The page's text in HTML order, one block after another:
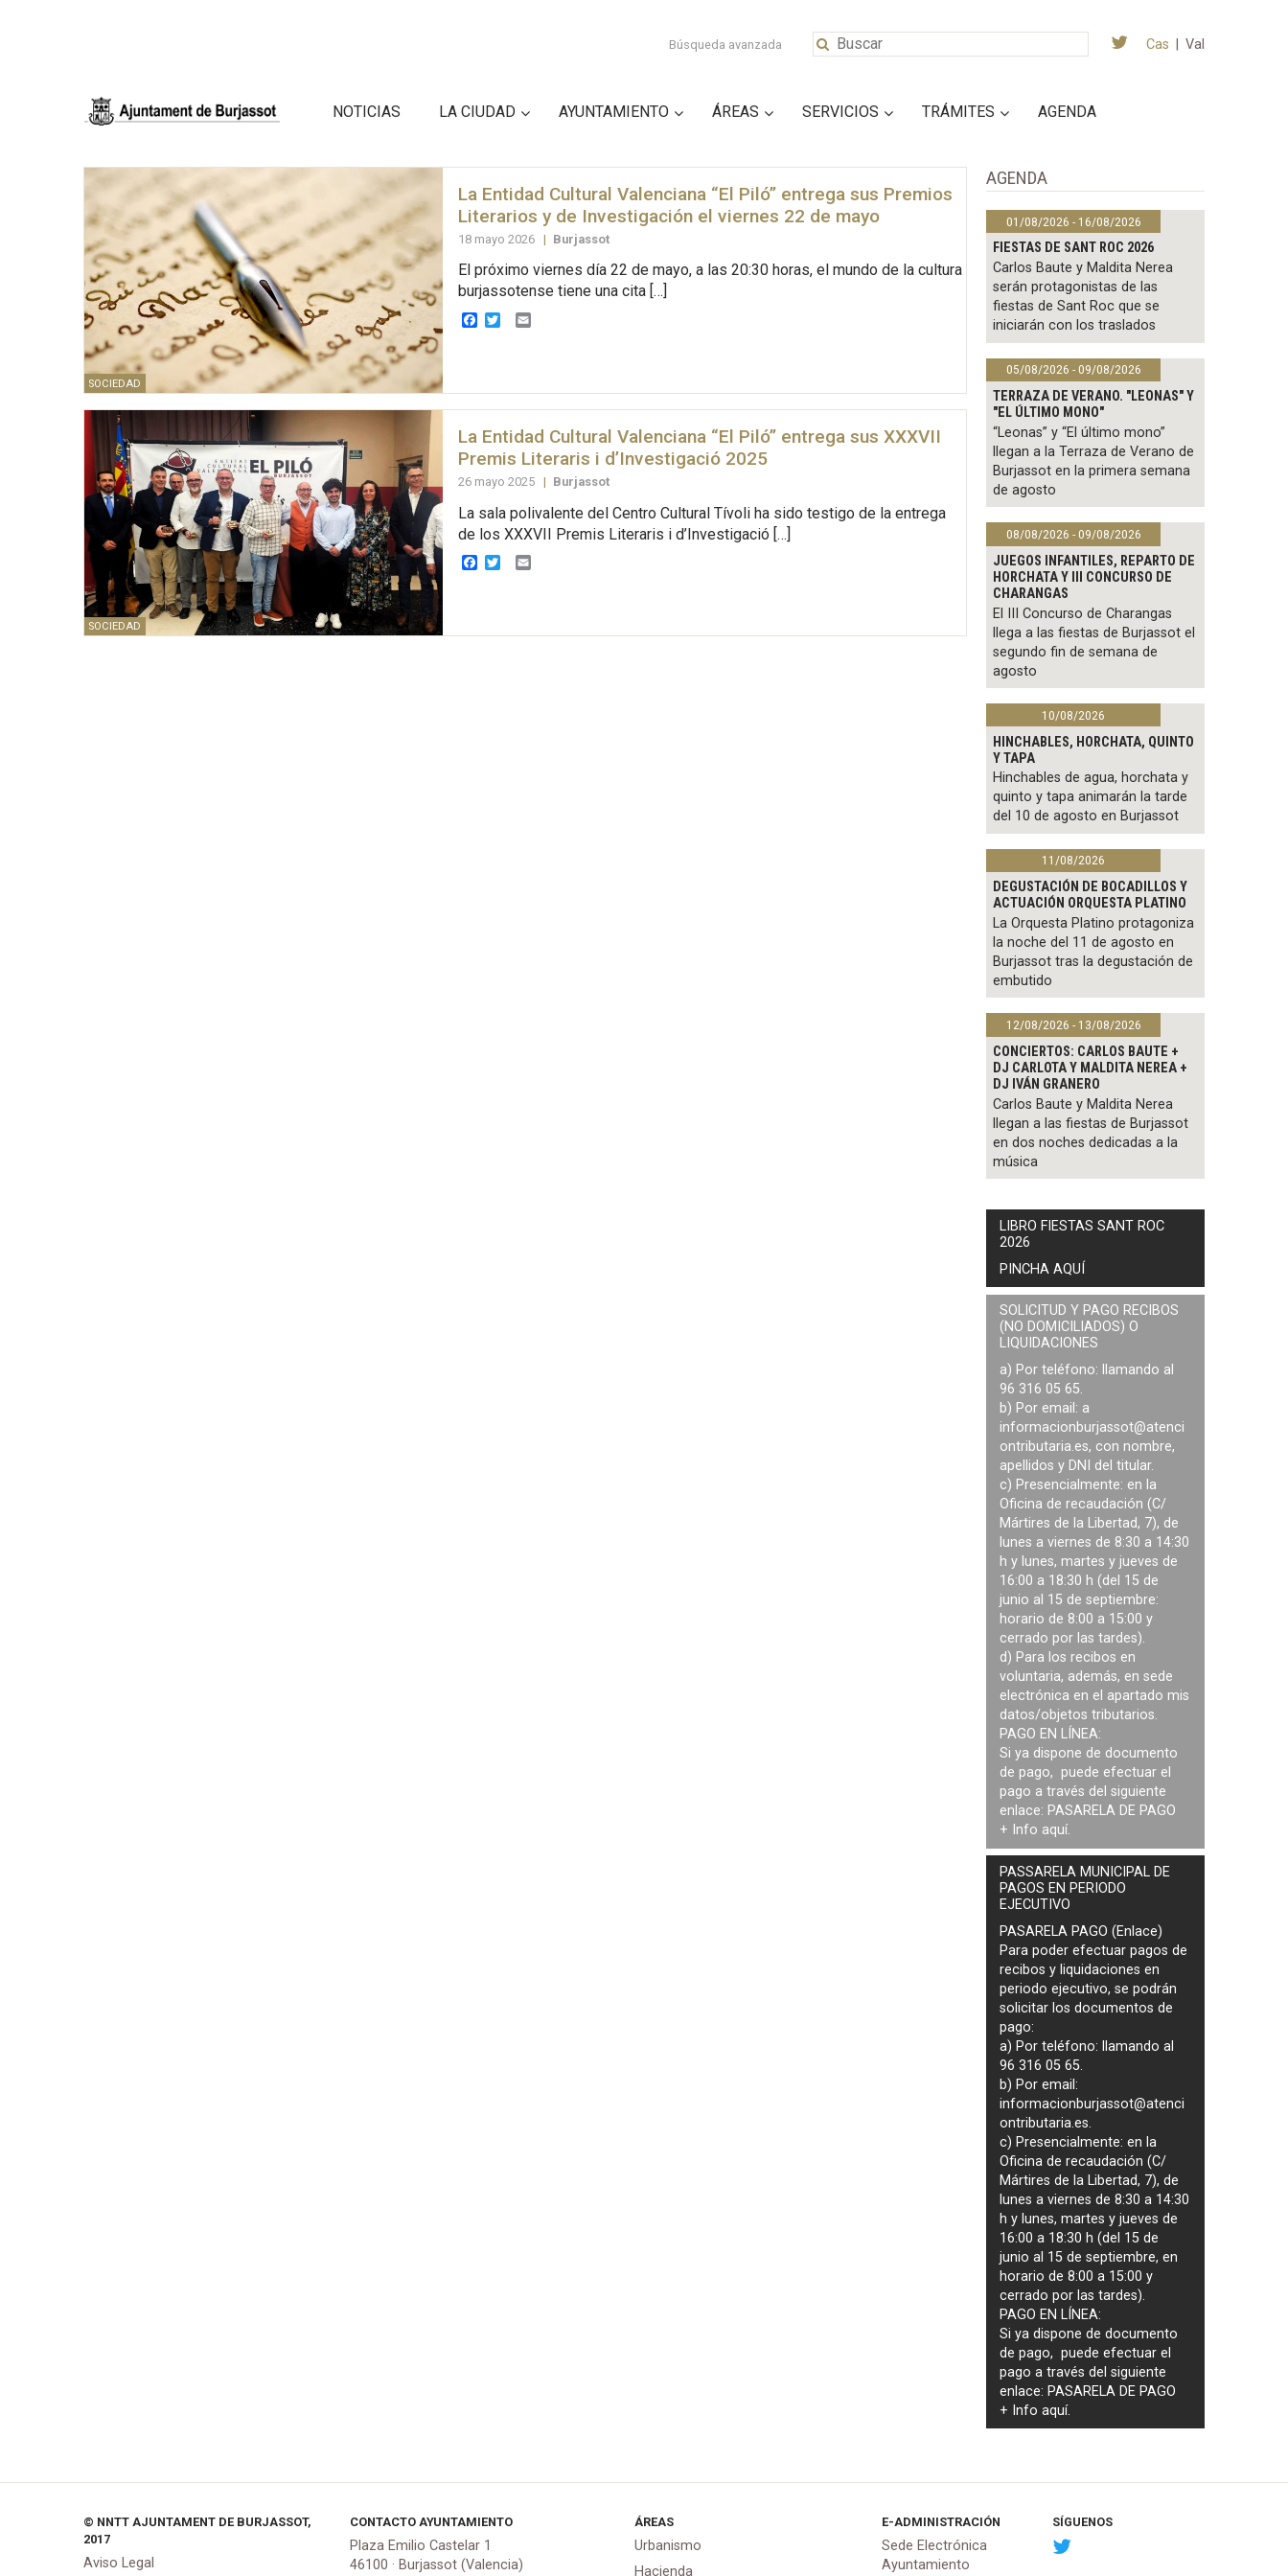
Búsqueda avanzada Cas Val
NOTICIAS LA CIUDAD AYUNTAMIENTO ÁREAS SERVICIOS TRÁMITES AGENDA
SOCIEDAD
La Entidad Cultural Valenciana “El Piló” entrega sus Premios
Literarios y de Investigación el viernes 22 de mayo
18 mayo 2026 | Burjassot
El próximo viernes día 22 de mayo, a las 20:30 horas, el mundo de la cultura
burjassotense tiene una cita […]
Facebook
TwitterEmail
SOCIEDAD
La Entidad Cultural Valenciana “El Piló” entrega sus XXXVII
Premis Literaris i d’Investigació 2025
26 mayo 2025 | Burjassot
La sala polivalente del Centro Cultural Tívoli ha sido testigo de la entrega
de los XXXVII Premis Literaris i d’Investigació […]
Facebook
TwitterEmail
AGENDA
01/08/2026 - 16/08/2026
FIESTAS DE SANT ROC 2026
Carlos Baute y Maldita Nerea
serán protagonistas de las
fiestas de Sant Roc que se
iniciarán con los traslados
05/08/2026 - 09/08/2026
TERRAZA DE VERANO. "LEONAS" Y
"EL ÚLTIMO MONO"
“Leonas” y “El último mono”
llegan a la Terraza de Verano de
Burjassot en la primera semana
de agosto
08/08/2026 - 09/08/2026
JUEGOS INFANTILES, REPARTO DE
HORCHATA Y III CONCURSO DE
CHARANGAS
El III Concurso de Charangas
llega a las fiestas de Burjassot el
segundo fin de semana de
agosto
10/08/2026
HINCHABLES, HORCHATA, QUINTO
Y TAPA
Hinchables de agua, horchata y
quinto y tapa animarán la tarde
del 10 de agosto en Burjassot
11/08/2026
DEGUSTACIÓN DE BOCADILLOS Y
ACTUACIÓN ORQUESTA PLATINO
La Orquesta Platino protagoniza
la noche del 11 de agosto en
Burjassot tras la degustación de
embutido
12/08/2026 - 13/08/2026
CONCIERTOS: CARLOS BAUTE +
DJ CARLOTA Y MALDITA NEREA +
DJ IVÁN GRANERO
Carlos Baute y Maldita Nerea
llegan a las fiestas de Burjassot
en dos noches dedicadas a la
música
LIBRO FIESTAS SANT ROC
2026
PINCHA AQUÍ
SOLICITUD Y PAGO RECIBOS
(NO DOMICILIADOS) O
LIQUIDACIONES
a) Por teléfono: llamando al
96 316 05 65.
b) Por email: a
informacionburjassot@atenci
ontributaria.es, con nombre,
apellidos y DNI del titular.
c) Presencialmente: en la
Oficina de recaudación (C/
Mártires de la Libertad, 7), de
lunes a viernes de 8:30 a 14:30
h y lunes, martes y jueves de
16:00 a 18:30 h (del 15 de
junio al 15 de septiembre:
horario de 8:00 a 15:00 y
cerrado por las tardes).
d) Para los recibos en
voluntaria, además, en sede
electrónica en el apartado mis
datos/objetos tributarios.
PAGO EN LÍNEA:
Si ya dispone de documento
de pago, puede efectuar el
pago a través del siguiente
enlace: PASARELA DE PAGO
+ Info aquí.
PASSARELA MUNICIPAL DE
PAGOS EN PERIODO
EJECUTIVO
PASARELA PAGO (Enlace)
Para poder efectuar pagos de
recibos y liquidaciones en
periodo ejecutivo, se podrán
solicitar los documentos de
pago:
a) Por teléfono: llamando al
96 316 05 65.
b) Por email:
informacionburjassot@atenci
ontributaria.es.
c) Presencialmente: en la
Oficina de recaudación (C/
Mártires de la Libertad, 7), de
lunes a viernes de 8:30 a 14:30
h y lunes, martes y jueves de
16:00 a 18:30 h (del 15 de
junio al 15 de septiembre, en
horario de 8:00 a 15:00 y
cerrado por las tardes).
PAGO EN LÍNEA:
Si ya dispone de documento
de pago, puede efectuar el
pago a través del siguiente
enlace: PASARELA DE PAGO
+ Infoaquí.
© NNTT AJUNTAMENT DE BURJASSOT,
2017
Aviso Legal
CONTACTO AYUNTAMIENTO
Plaza Emilio Castelar 1
46100 · Burjassot (Valencia)
ÁREAS
Urbanismo
Hacienda
E-ADMINISTRACIÓN
Sede Electrónica
Ayuntamiento
SÍGUENOS